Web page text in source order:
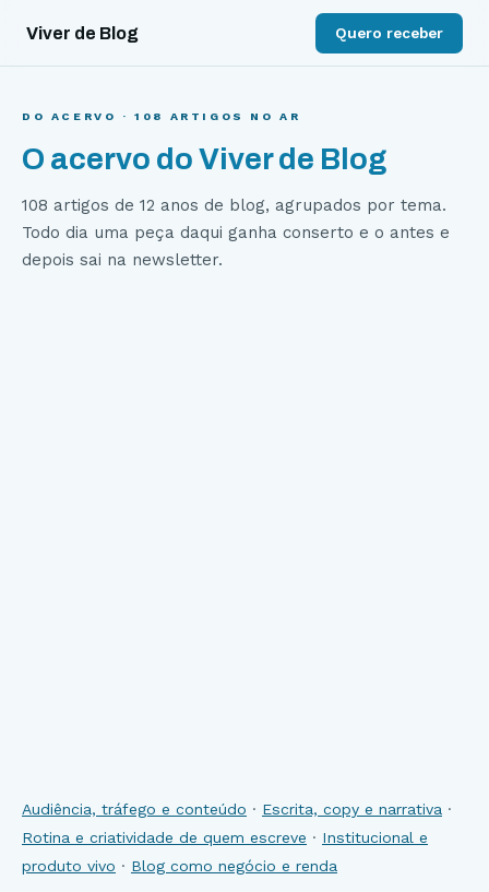
Viver de Blog Quero receber
DO ACERVO ·108 ARTIGOS NO AR
O acervo do Viver de Blog
108 artigos de 12 anos de blog, agrupados por tema.
Todo dia uma peça daqui ganha conserto e o antes e
depois sai na newsletter.
Audiência, tráfego e conteúdo · Escrita, copy e narrativa ·
Rotina e criatividade de quem escreve · Institucional e
produto vivo · Blog como negócio e renda